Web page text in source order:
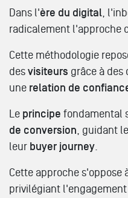
Dans l'ère du digital ,
radicalement l'approche
Cette méthodologie
des visiteurs grâce à
une relation de
Le principe fondamental
de conversion , guidant
leur buyer journey
Cette approche s'oppose
privilégiant